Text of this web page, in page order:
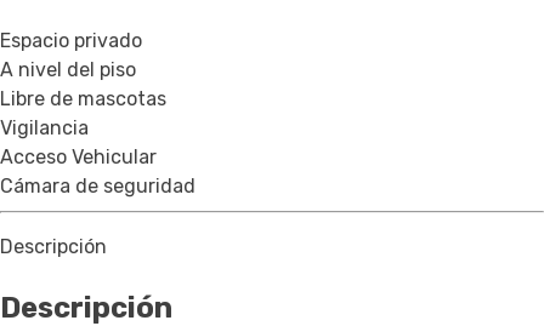
Espacio privado
A nivel del piso
Libre de mascotas
Vigilancia
Acceso Vehicular
Cámara de seguridad
Descripción
Descripción